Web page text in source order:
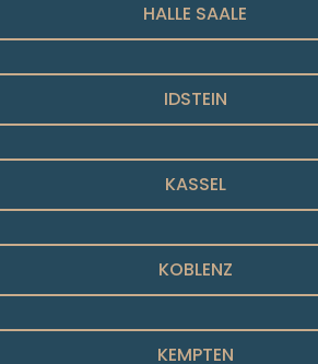
HALLE SAALE
IDSTEIN
KASSEL
KOBLENZ
KEMPTEN